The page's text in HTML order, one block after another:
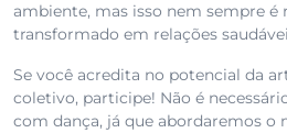
ambiente, mas isso nem sempre é
transformado em relações
Se você acredita no potencial da
coletivo, participe! Não é
com dança, já que abordaremos